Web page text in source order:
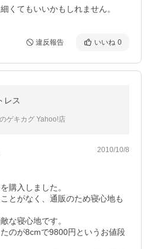
くてもいいかもしれません。
違反報告 いいね 0
レス
ゲキカグ Yahoo!店
2010/10/8
購入しました。
とがなく、通販のため寝心地も
な寝心地です。
のが8cmで9800円というお値段